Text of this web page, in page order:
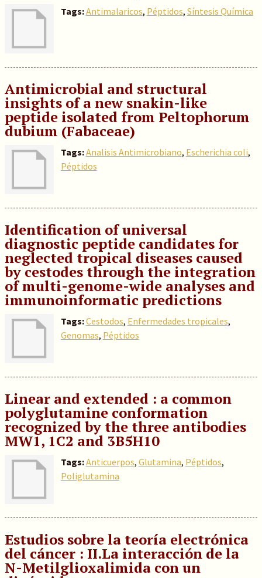
Tags:Antimalaricos, Péptidos, Síntesis Química
Antimicrobial and structural
insights of a new snakin-like
peptide isolated from Peltophorum
dubium (Fabaceae)
Tags:Analisis Antimicrobiano, Escherichia coli,
Péptidos
Identification of universal
diagnostic peptide candidates for
neglected tropical diseases caused
by cestodes through the integration
of multi-genome-wide analyses and
immunoinformatic predictions
Tags:Cestodos, Enfermedades tropicales,
Genomas, Péptidos
Linear and extended : a common
polyglutamine conformation
recognized by the three antibodies
MW1, 1C2 and 3B5H10
Tags:Anticuerpos, Glutamina, Péptidos,
Poliglutamina
Estudios sobre la teoría electrónica
del cáncer : II.La interacción de la
N-Metilglioxalimida con un